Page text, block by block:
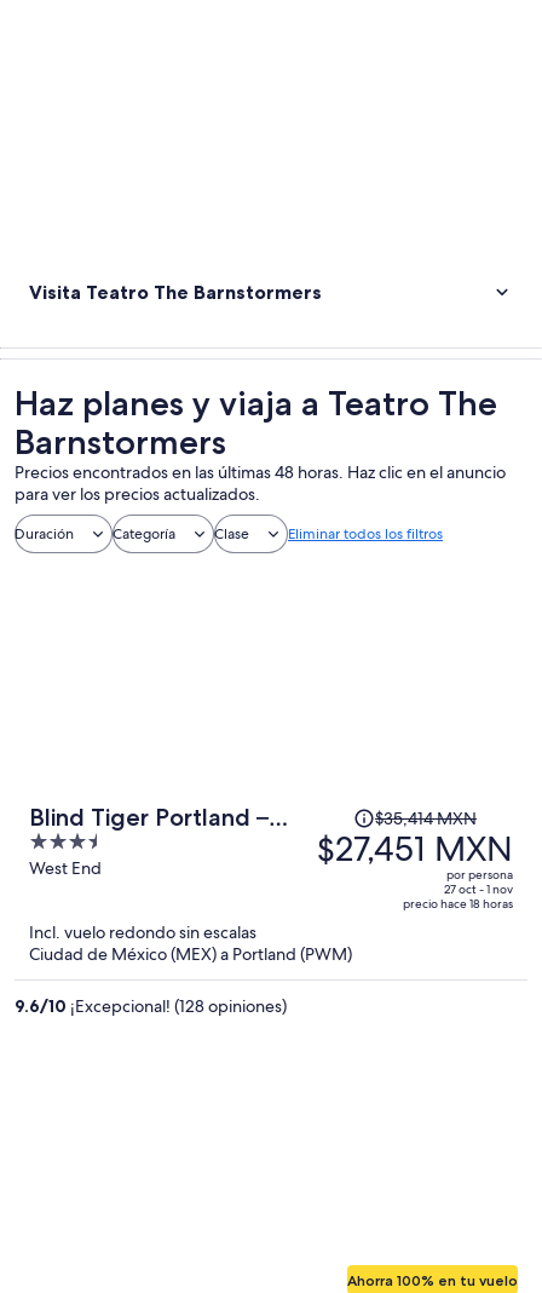
Visita Teatro The Barnstormers
Haz planes y viaja a Teatro The
Barnstormers
Precios encontrados en las últimas 48 horas. Haz clic en el anuncio
para ver los precios actualizados.
Duración Categoría Clase Eliminar todos los filtros
Blind Tiger Portland –
Carleton Street
3.5
out
West End
precio
era
$35,414 MXN
ahora
$35,414 MXN
$27,451 MXN
por persona
27 oct - 1 nov
precio hace 18 horas
Incl. vuelo redondo sin escalas
Ciudad de México (MEX) a Portland (PWM)
9.6/10 ¡Excepcional! (128 opiniones)
Ahorra 100% en tu vuelo